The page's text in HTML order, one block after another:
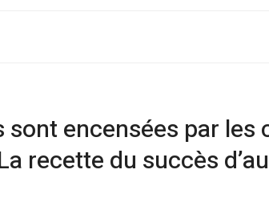
sont encensées par les
recette du succès